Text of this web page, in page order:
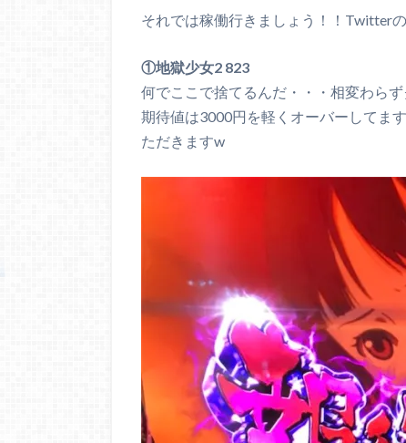
それでは稼働行きましょう！！Twitter
①地獄少女2 823
何でここで捨てるんだ・・・相変わら
期待値は3000円を軽くオーバーしてま
ただきますw